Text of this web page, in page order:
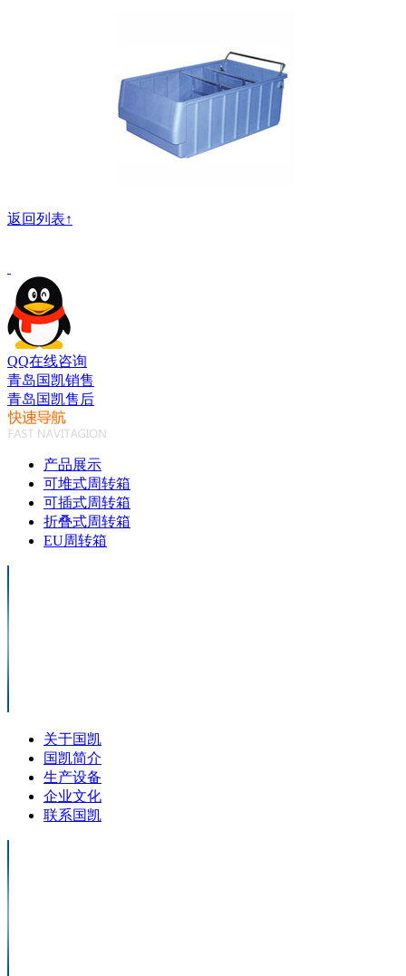
返回列表↑
QQ在线咨询
青岛国凯销售
青岛国凯售后
产品展示
可堆式周转箱
可插式周转箱
折叠式周转箱
EU周转箱
关于国凯
国凯简介
生产设备
企业文化
联系国凯